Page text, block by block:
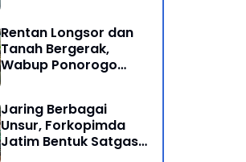
Rentan Longsor dan
Tanah Bergerak,
Wabup Ponorogo
Pengungsian
Jaring Berbagai
Unsur, Forkopimda
Jatim Bentuk Satgas